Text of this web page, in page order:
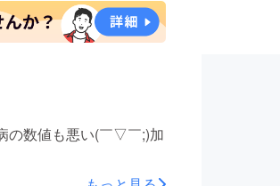
の数値も悪い(￣▽￣;)加